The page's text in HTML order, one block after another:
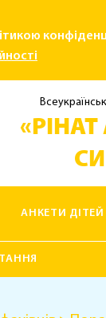
АНКЕТИ ДІТЕЙ